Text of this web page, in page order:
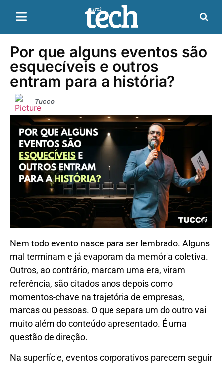
Por que alguns eventos são
esquecíveis e outros
entram para a história?
Tucco
Nem todo evento nasce para ser lembrado. Alguns
mal terminam e já evaporam da memória coletiva.
Outros, ao contrário, marcam uma era, viram
referência, são citados anos depois como
momentos-chave na trajetória de empresas,
marcas ou pessoas. O que separa um do outro vai
muito além do conteúdo apresentado. É uma
questão de direção.
Na superfície, eventos corporativos parecem seguir